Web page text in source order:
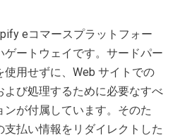
eコマースプラットフォー
ゲートウェイです。サードパー
用せずに、Web サイトでの
び処理するために必要なすべ
が付属しています。そのた
払い情報をリダイレクトした